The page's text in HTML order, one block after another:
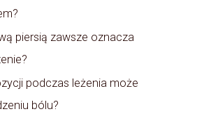
piersią zawsze oznacza
podczas leżenia może
bólu?